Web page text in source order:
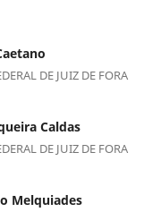
DE JUIZ DE FORA
Caldas
DE JUIZ DE FORA
Melquiades